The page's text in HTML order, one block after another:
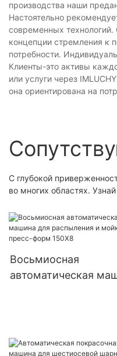
производства наши
Настоятельно
современных
концепции стремления к
потребности.
Клиенты-это активы
или услуги через
она ориентирована на
С глубокой
во многих областях.
Восьмиосная
автоматическая